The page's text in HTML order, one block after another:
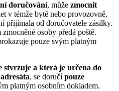
doručování, může zmocnit
v témže bytě nebo provozovně,
přijímala od doručovatele zásilky.
osoby předá poště.
pouze svým platným
stvrzuje a která je určena do
, se doručípouze
platným osobním dokladem.